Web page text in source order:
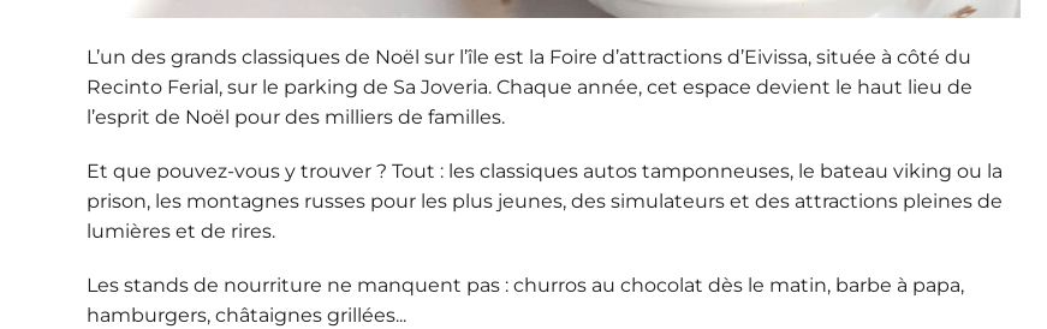
L’un des grands classiques de Noël sur l’île est la Foire d’attractions d’Eivissa, située à côté du
Recinto Ferial, sur le parking de Sa Joveria. Chaque année, cet espace devient le haut lieu de
l’esprit de Noël pour des milliers de familles.
Et que pouvez-vous y trouver ? Tout : les classiques autos tamponneuses, le bateau viking ou la
prison, les montagnes russes pour les plus jeunes, des simulateurs et des attractions pleines de
lumières et de rires.
Les stands de nourriture ne manquent pas : churros au chocolat dès le matin, barbe à papa,
hamburgers, châtaignes grillées...